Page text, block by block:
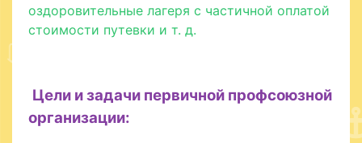
оздоровительные лагеря с частичной оплатой
стоимости путевки и т. д.
Цели и задачи первичной профсоюзной
организации: